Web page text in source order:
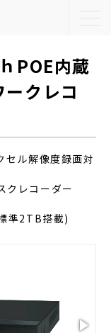
POE内蔵
クレコ
ル解像度録画対
クレコーダー
準2TB搭載)